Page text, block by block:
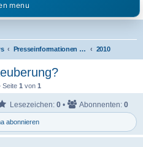
menu
Presseinformationen & Neuigkeiten 2010
Seite 1 von 1
abonnieren
Lesezeichen: 0 • Abonnenten: 0